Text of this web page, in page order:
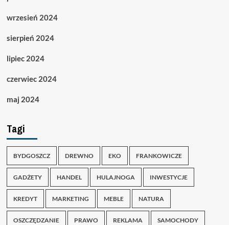
wrzesień 2024
sierpień 2024
lipiec 2024
czerwiec 2024
maj 2024
Tagi
BYDGOSZCZ DREWNO EKO FRANKOWICZE
GADŻETY HANDEL HULAJNOGA INWESTYCJE
KREDYT MARKETING MEBLE NATURA
OSZCZĘDZANIE PRAWO REKLAMA SAMOCHODY